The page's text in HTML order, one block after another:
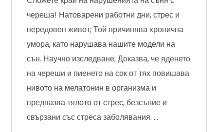
череша! Натоварени работни дни, стрес и
нередовен живот; Той причинява хронична
умора, като нарушава нашите модели на
сън. Научно изследване; Доказва, че яденето
на череши и пиенето на сок от тях повишава
нивото на мелатонин в организма и
предпазва тялото от стрес, безсъние и
свързани със стреса заболявания. …